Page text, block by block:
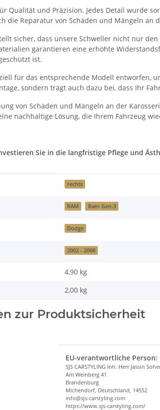
Qualität und Präzision. Jedes Detail wurde
die Reparatur von Schäden und Mängeln an
sicher, dass unsere Schweller nicht nur
garantieren eine erhöhte
ist.
für das entsprechende Modell entworfen,
sondern trägt auch dazu bei, dass Ihr
von Schäden und Mängeln an der
nachhaltige Lösung, die Ihrem Fahrzeug
Sie in die langfristige Pflege und
rechts
RAM Ram Gen.3
Dodge
2002 - 2008
4,90 kg
2,00 kg
zur Produktsicherheit
EU-verantwortliche Person:
SJS CARSTYLING Inh. Herr Jassin
Am Weinberg 41
Brandenburg
Michendorf, Deutschland, 14552
info@sjs-carstyling.com
https://www.sjs-carstyling.com/